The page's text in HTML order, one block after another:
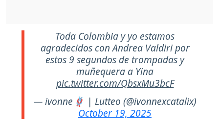
Toda Colombia y yo estamos
agradecidos con Andrea Valdiri por
estos 9 segundos de trompadas y
muñequera a Yina
pic.twitter.com/QbsxMu3bcF
— ivonne🪢 | Lutteo (@ivonnexcatalix)
October 19, 2025